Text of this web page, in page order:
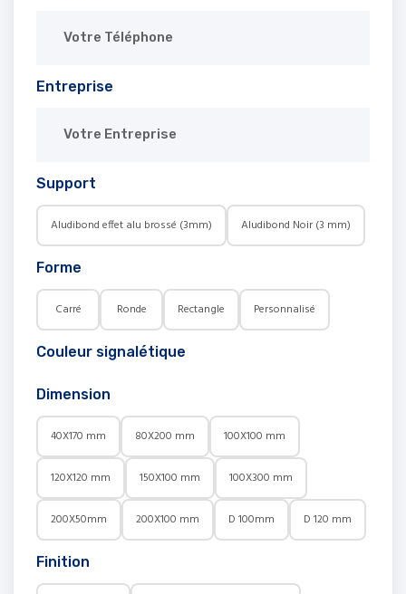
Entreprise
Support
Aludibond effet alu brossé (3mm) Aludibond Noir (3 mm)
Forme
Carré Ronde Rectangle Personnalisé
Couleur signalétique
Dimension
40X170 mm 80X200 mm 100X100 mm
120X120 mm 150X100 mm 100X300 mm
200X50mm 200X100 mm D 100mm D 120 mm
Finition